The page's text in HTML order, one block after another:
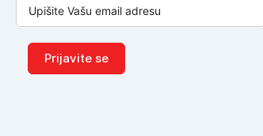
Prijavite se